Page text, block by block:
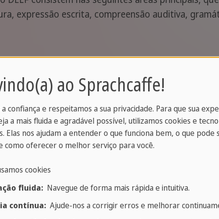
expressão escrita, compreensão auditiva,
e o custo do material didático não estão
ou precisa de
à sua disposição, sempre simpáticos e
geral dos cursos preparatórios e outros
ao Sprachcaffe!
confiança e respeitamos a sua privacidade. Para que sua
a mais fluida e agradável possível, utilizamos cookies e
Elas nos ajudam a entender o que funciona bem, o que pode
como oferecer o melhor serviço para você.
cookies
fluida:Navegue de forma mais rápida e intuitiva.
contínua:Ajude-nos a corrigir erros e melhorar